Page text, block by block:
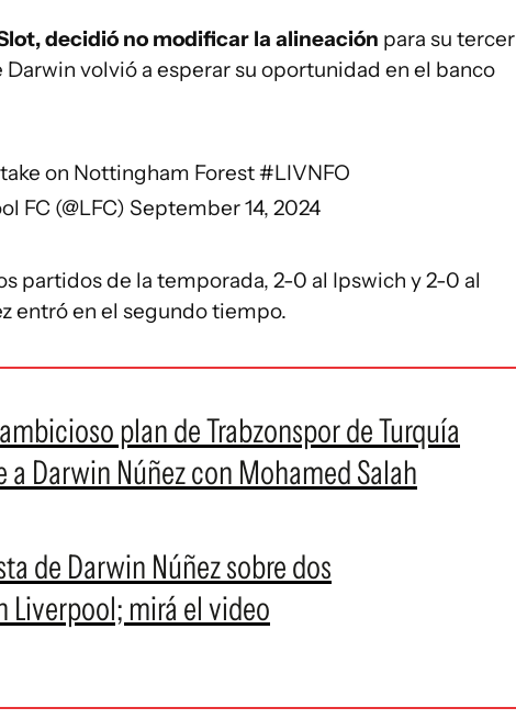
decidió no modificar la alineación para su tercer
volvió a esperar su oportunidad en el banco
on Nottingham Forest#LIVNFO
FC (@LFC) September 14, 2024
partidos de la temporada, 2-0 al Ipswich y 2-0 al
entró en el segundo tiempo.
plan de Trabzonspor de Turquía
Darwin Núñez con Mohamed Salah
de Darwin Núñez sobre dos
Liverpool; mirá el video